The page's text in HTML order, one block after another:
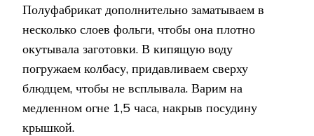
Полуфабрикат дополнительно заматываем в
несколько слоев фольги, чтобы она плотно
окутывала заготовки. В кипящую воду
погружаем колбасу, придавливаем сверху
блюдцем, чтобы не всплывала. Варим на
медленном огне 1,5 часа, накрыв посудину
крышкой.